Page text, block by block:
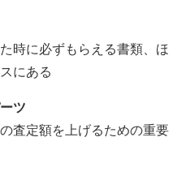
時に必ずもらえる書類、ほ
にある
ツ
査定額を上げるための重要